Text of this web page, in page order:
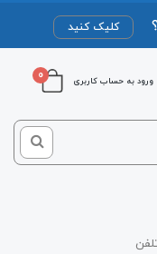
کلیک کنید
ورود به حساب کاربری 0